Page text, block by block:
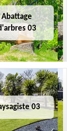
Abattage
03
03